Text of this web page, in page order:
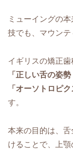
ミューイングの
技でも、マウンテ
イギリスの矯正
「正しい舌の姿
「オーソトロピ
す。
本来の目的は、
けることで、上